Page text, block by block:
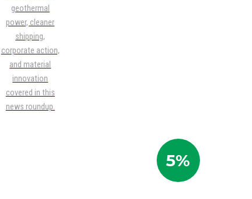
geothermal
power, cleaner
shipping,
corporate action,
and material
innovation
covered in this
news roundup.
5%